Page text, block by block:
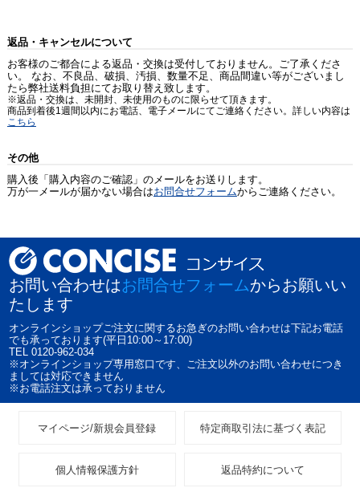
返品・キャンセルについて
お客様のご都合による返品・交換は受付しておりません。ご了承くださ
い。 なお、不良品、破損、汚損、数量不足、商品間違い等がございまし
たら弊社送料負担にてお取り替え致します。
※返品・交換は、未開封、未使用のものに限らせて頂きます。
商品到着後1週間以内にお電話、電子メールにてご連絡ください。詳しい内容は
こちら
その他
購入後「購入内容のご確認」のメールをお送りします。
万が一メールが届かない場合はお問合せフォームからご連絡ください。
お問い合わせはお問合せフォームからお願いい
たします
オンラインショップご注文に関するお急ぎのお問い合わせは下記お電話
でも承っております(平日10:00～17:00)
TEL 0120-962-034
※オンラインショップ専用窓口です、ご注文以外のお問い合わせにつき
ましては対応できません
※お電話注文は承っておりません
マイページ/新規会員登録 特定商取引法に基づく表記
個人情報保護方針 返品特約について